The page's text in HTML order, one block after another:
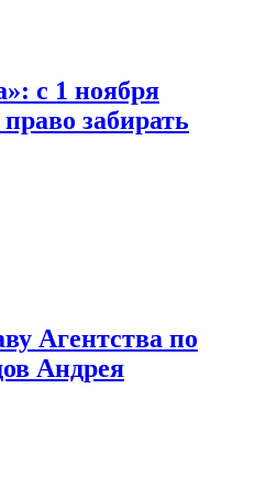
с 1 ноября
забирать
Агентства по
Андрея